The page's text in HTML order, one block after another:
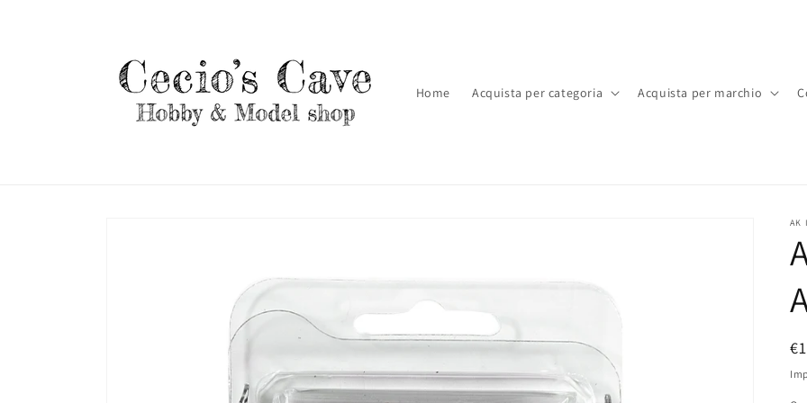
Home Acquista per categoria Acquista per marchio
AK
di